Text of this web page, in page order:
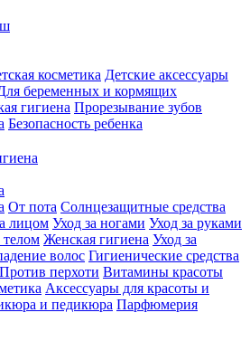
косметика Детские аксессуары
беременных и кормящих
гигиена Прорезывание зубов
Безопасность ребенка
От пота Солнцезащитные средства
лицом Уход за ногами Уход за руками
телом Женская гигиена Уход за
волос Гигиенические средства
Против перхоти Витамины красоты
Аксессуары для красоты и
и педикюра Парфюмерия